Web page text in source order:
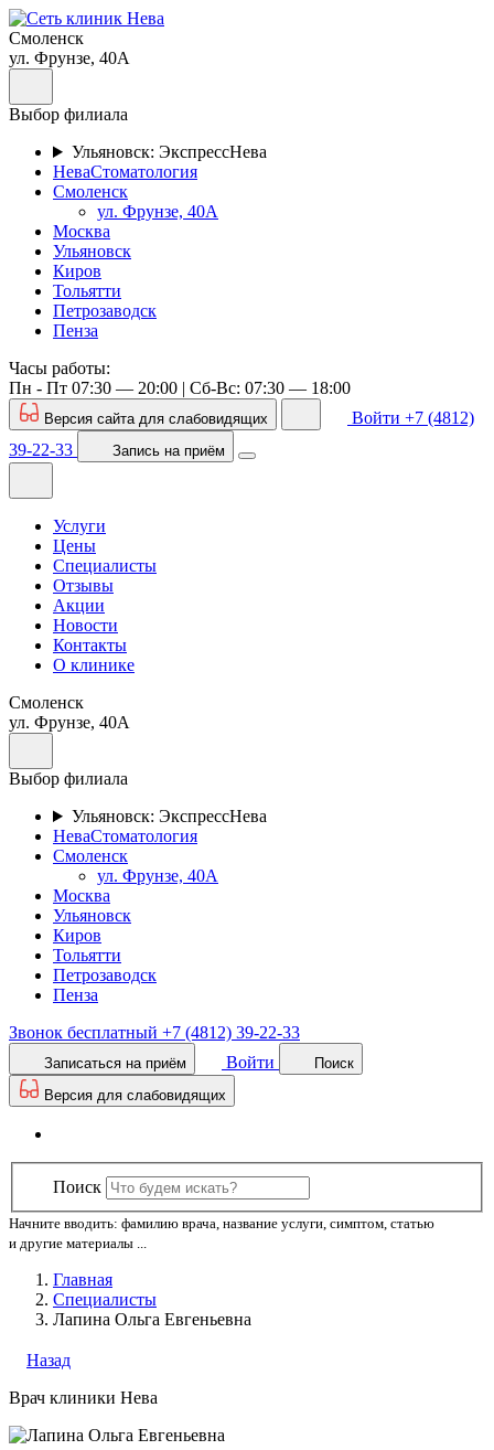
Смоленск
ул. Фрунзе, 40А
Выбор филиала
Ульяновск: ЭкспрессНева
НеваСтоматология
Смоленск
ул. Фрунзе, 40А
Москва
Ульяновск
Киров
Тольятти
Петрозаводск
Пенза
Часы работы:
Пн - Пт 07:30 — 20:00 | Cб-Вс: 07:30 — 18:00
Версия сайта для слабовидящих Войти +7 (4812)
39-22-33
Запись на приём
Услуги
Цены
Специалисты
Отзывы
Акции
Новости
Контакты
О клинике
Смоленск
ул. Фрунзе, 40А
Выбор филиала
Ульяновск: ЭкспрессНева
НеваСтоматология
Смоленск
ул. Фрунзе, 40А
Москва
Ульяновск
Киров
Тольятти
Петрозаводск
Пенза
Звонок бесплатный +7 (4812) 39-22-33
Записаться на приём Войти
Поиск
Версия для слабовидящих
Поиск
Начните вводить: фамилию врача, название услуги, симптом, статью
и другие материалы ...
Главная
Специалисты
Лапина Ольга Евгеньевна
Назад
Врач клиники Нева